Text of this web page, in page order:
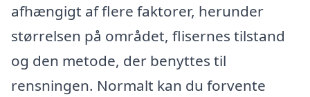
afhængigt af flere faktorer, herunder
størrelsen på området, flisernes tilstand
og den metode, der benyttes til
rensningen. Normalt kan du forvente